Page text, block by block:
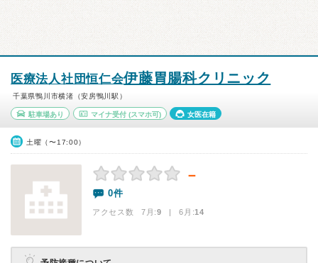
医療法人社団恒仁会伊藤胃腸科クリニック
千葉県鴨川市横渚（安房鴨川駅）
駐車場あり マイナ受付(スマホ可) 女医在籍
土曜（〜17:00）
－
0件
アクセス数 7月:9 | 6月:14